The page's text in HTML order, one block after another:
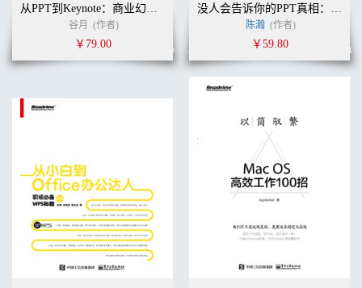
从PPT到Keynote：商业幻灯片设计指南
谷月 (作者)
￥79.00
没人会告诉你的PPT真相：学幻灯片制作看这本就够了
陈瀚 (作者)
￥59.80